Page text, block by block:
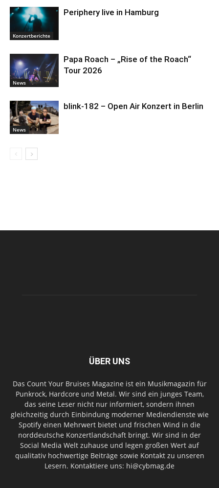
Konzertberichte
Periphery live in Hamburg
News
Papa Roach – „Rise of the Roach“
Tour 2026
News
blink-182 – Open Air Konzert in Berlin
ÜBER UNS
Das Count Your Bruises Magazine ist ein Musikmagazin für
Punkrock, Hardcore und Metal. Wir sind ein junges Team,
das seine Leser nicht nur informiert, sondern ihnen
gleichzeitig durch Einbindung moderner Mediendienste wie
Spotify einen Mehrwert bietet und frischen Wind in die
norddeutsche Konzertlandschaft bringt. Wir sind in der
Social Media Welt zuhause und legen großen Wert auf
qualitativ hochwertige Beiträge sowie Kontakt zu unseren
Lesern. Kontaktiere uns: hi@cybmag.de